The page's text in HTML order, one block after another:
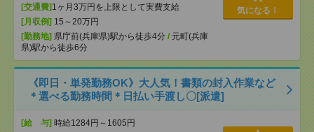
[交通費] 1ヶ月3万円を上限として実費支給
[月収例] 15～20万円
[勤務地] 県庁前(兵庫県)駅から徒歩4分 / 元町(兵庫
県)駅から徒歩6分
気になる！
《即日・単発勤務OK》大人気！書類の封入作業など
＊選べる勤務時間＊日払い手渡し〇[派遣]
[給 与] 時給1284円～1605円